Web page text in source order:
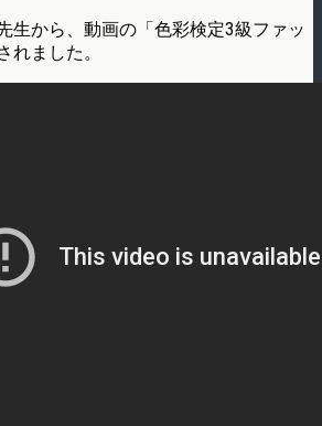
生から、動画の「色彩検定3級ファッ
れました。